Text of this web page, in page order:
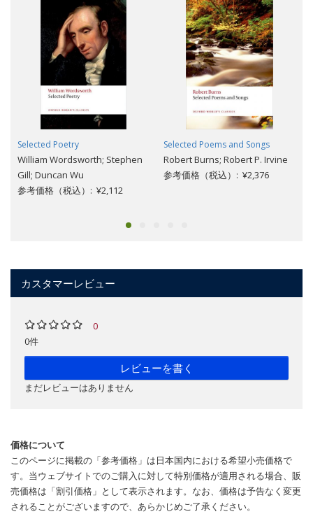
Selected Poetry
William Wordsworth; Stephen
Gill; Duncan Wu
参考価格（税込）: ¥2,112
Selected Poems and Songs
Robert Burns; Robert P. Irvine
参考価格（税込）: ¥2,376
カスタマーレビュー
0
0件
レビューを書く
まだレビューはありません
価格について
このページに掲載の「参考価格」は日本国内における希望小売価格で
す。当ウェブサイトでのご購入に対して特別価格が適用される場合、販
売価格は「割引価格」として表示されます。なお、価格は予告なく変更
されることがございますので、あらかじめご了承ください。